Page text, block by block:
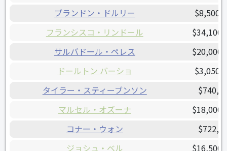
ブランドン・ドルリー
フランシスコ・リンドール
サルバドール・ペレス
ドールトン バーショ
タイラー・スティーブンソン
マルセル・オズーナ
コナー・ウォン
ジョシュ・ベル